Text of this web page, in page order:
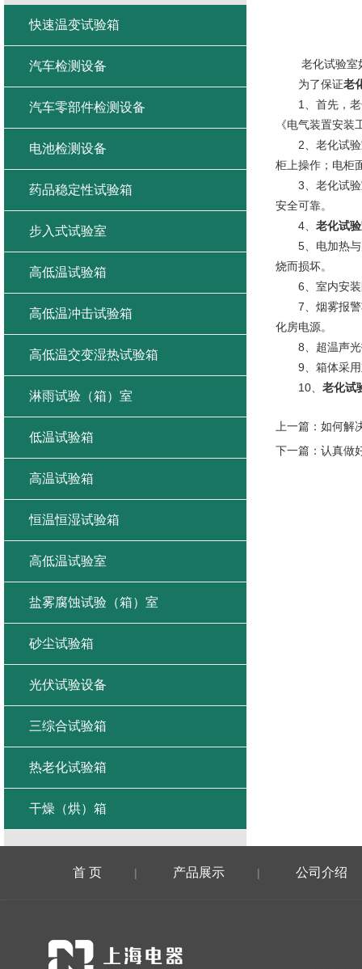
老化试验室如
为了保证老
1、首先，老
《电气装置安
2、老化试验室
柜上操作；电柜
3、老化试验室
安全可靠。
4、 老化试
5、电加热与风
烧而损坏。
6、室内安装
7、烟雾报警功
化房电源。
8、超温声光
9、箱体采用
10、 老化试
上一篇： 如何解
下一篇： 认真做
快速温变试验箱
汽车检测设备
汽车零部件检测设备
电池检测设备
药品稳定性试验箱
步入式试验室
高低温试验箱
高低温冲击试验箱
高低温交变湿热试验箱
淋雨试验（箱）室
低温试验箱
高温试验箱
恒温恒湿试验箱
高低温试验室
盐雾腐蚀试验（箱）室
砂尘试验箱
光伏试验设备
三综合试验箱
热老化试验箱
干燥（烘）箱
首 页 | 产品展示 | 公司介绍